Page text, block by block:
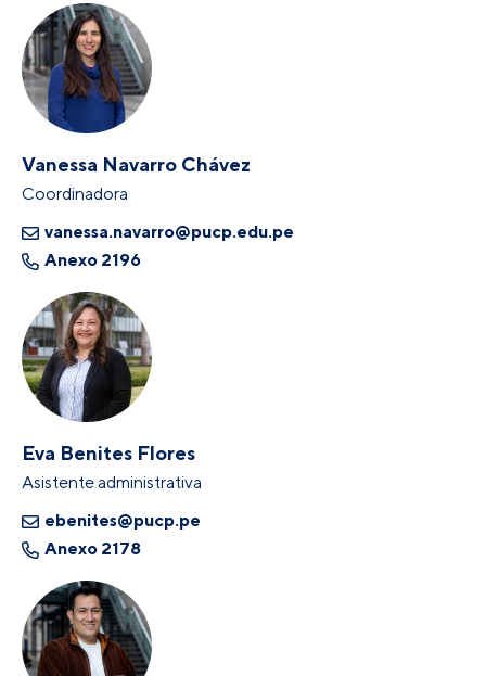
Vanessa Navarro Chávez
Coordinadora
vanessa.navarro@pucp.edu.pe
Anexo 2196
Eva Benites Flores
Asistente administrativa
ebenites@pucp.pe
Anexo 2178